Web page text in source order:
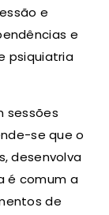
e
e
psiquiatria
sessões
se que o
desenvolva
é comum a
de